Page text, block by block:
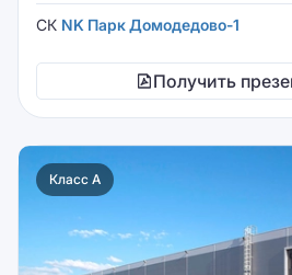
СК NK Парк Домодедово-1
Получить
Класс A